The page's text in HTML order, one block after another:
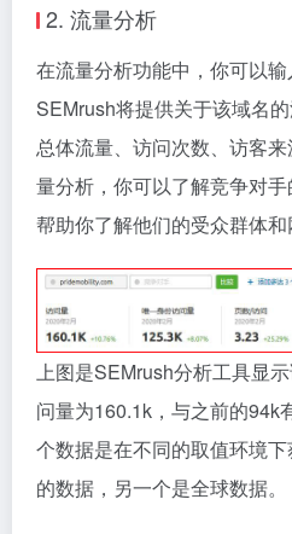
2. 流量分析
在流量分析功能中，你可以输
SEMrush将提供关于该域名
总体流量、访问次数、访客
量分析，你可以了解竞争对
帮助你了解他们的受众群体和
上图是SEMrush分析工具显
问量为160.1k，与之前的94k
个数据是在不同的取值环境
的数据，另一个是全球数据。